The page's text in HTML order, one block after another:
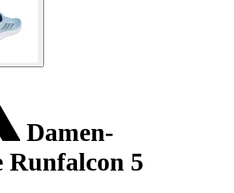
Damen-
Runfalcon 5